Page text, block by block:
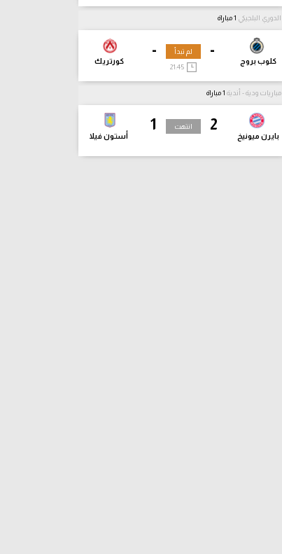
الدوري البلجيكي
-
كلوب بروج
-
كورتريك
لم تبدأ
مباريات ودية - أندية
2
بايرن ميونيخ
1
أستون فيلا
انتهت